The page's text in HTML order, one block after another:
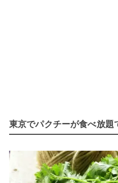
東京でパクチーが食べ放題